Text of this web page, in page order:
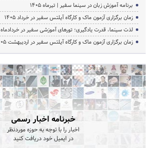
برنامه آموزش زبان در سینما سفیر | تیرماه ۱۴۰۵
زمان برگزاری آزمون ماک و کارگاه آیلتس سفیر در خرداد 1405
لذت سینما، قدرت یادگیری؛ تورهای آموزشی سفیر در خردادماه
زمان برگزاری آزمون ماک و کارگاه آیلتس سفیر در اردیبهشت 1405
خبرنامه اخبار رسمی
اخبار را با توجه به حوزه موردنظر
در ایمیل خود دریافت کنید